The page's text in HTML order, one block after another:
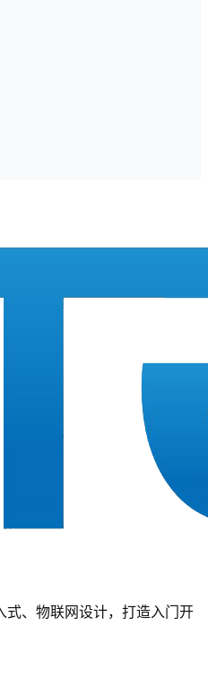
式、物联网设计，打造入门开